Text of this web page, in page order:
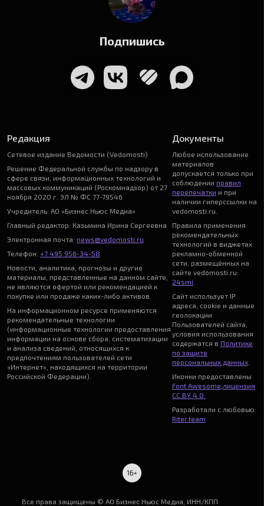
Подпишись
Редакция
Сетевое издание Ведомости (Vedomosti)
Решение Федеральной службы по надзору в
сфере связи, информационных технологий и
массовых коммуникаций (Роскомнадзор) от 27
ноября 2020 г. ЭЛ № ФС 77-79546
Учредитель: АО «Бизнес Ньюс Медиа»
Главный редактор: Казьмина Ирина Сергеевна
Электронная почта: news@vedomosti.ru
Телефон: +7 495 956-34-58
Новости, аналитика, прогнозы и другие
материалы, представленные на данном сайте,
не являются офертой или рекомендацией к
покупке или продаже каких-либо активов.
На информационном ресурсе применяются
рекомендательные технологии
(информационные технологии предоставления
информации на основе сбора, систематизации
и анализа сведений, относящихся к
предпочтениям пользователей сети
«Интернет», находящихся на территории
Российской Федерации).
Документы
Любое использование
материалов
допускается только при
соблюдении правил
перепечатки и при
наличии гиперссылки на
vedomosti.ru.
Правила применения
рекомендательных
технологий в виджетах
рекламно-обменной
сети, размещённых на
сайте vedomosti.ru:
24smi
Сайт использует IP
адреса, cookie и данные
геолокации
Пользователей сайта,
условия использования
содержатся в Политике
по защите
персональных данных.
Иконки предоставлены
Font Awesome лицензия
CC BY 4.0.
Разработали с любовью:
Riter.team
Все права защищены © АО Бизнес Ньюс Медиа, ИНН/КПП